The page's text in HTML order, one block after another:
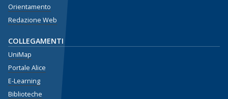
Orientamento
Redazione Web
COLLEGAMENTI
UniMap
Portale Alice
E-Learning
Biblioteche